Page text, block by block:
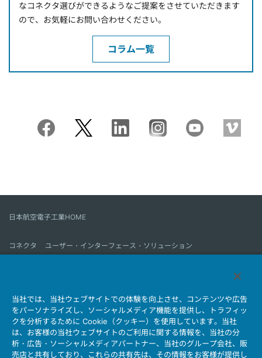
なコネクタ選びができるようなご提案をさせていただきます
ので、お気軽にお問い合わせください。
コラム一覧
日本航空電子工業HOME
コネクタ
ユーザー・インターフェース・ソリューション
会社情報 サステナビリティ IR情報 採用情報
会社情報新着一覧
製品情報新着一覧
サイトマップ お問い合わせ
当社では、当社ウェブサイトでの体験を向上させ、コンテンツや広告
をパーソナライズし、ソーシャルメディア機能を提供し、トラフィッ
クを分析するために Cookie（クッキー）を使用しています。当社
は、お客様の当社ウェブサイトのご利用に関する情報を、当社の分
析・広告・ソーシャルメディアパートナー、当社のグループ会社、販
売店と共有しており、これらの共有先は、その情報をお客様が提供し